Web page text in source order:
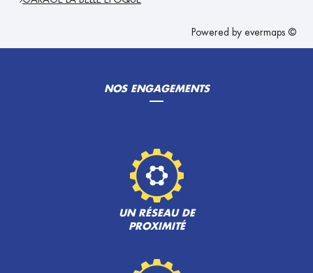
Powered by evermaps ©
NOS ENGAGEMENTS
UN RÉSEAU DE
PROXIMITÉ